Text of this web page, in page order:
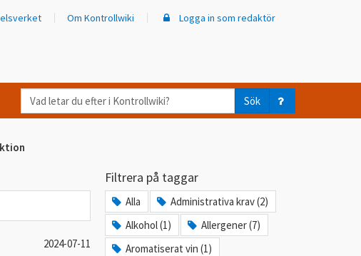
Om Kontrollwiki Logga in som redaktör
Vad
letar
efter
Kontrollwiki?
Sök
2024-07-11
Filtrera på taggar
Alla
Administrativa krav (2)
Alkohol (1)
Allergener (7)
Aromatiserat vin (1)